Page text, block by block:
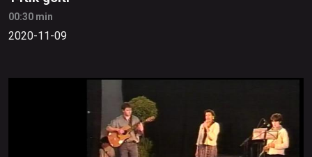
00:30 min
2020-11-09